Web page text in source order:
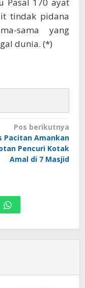
Pasal 170 ayat
tindak pidana
sama yang
dunia. (*)
Pos berikutnya
Pacitan Amankan
Pencuri Kotak
Amal di 7 Masjid